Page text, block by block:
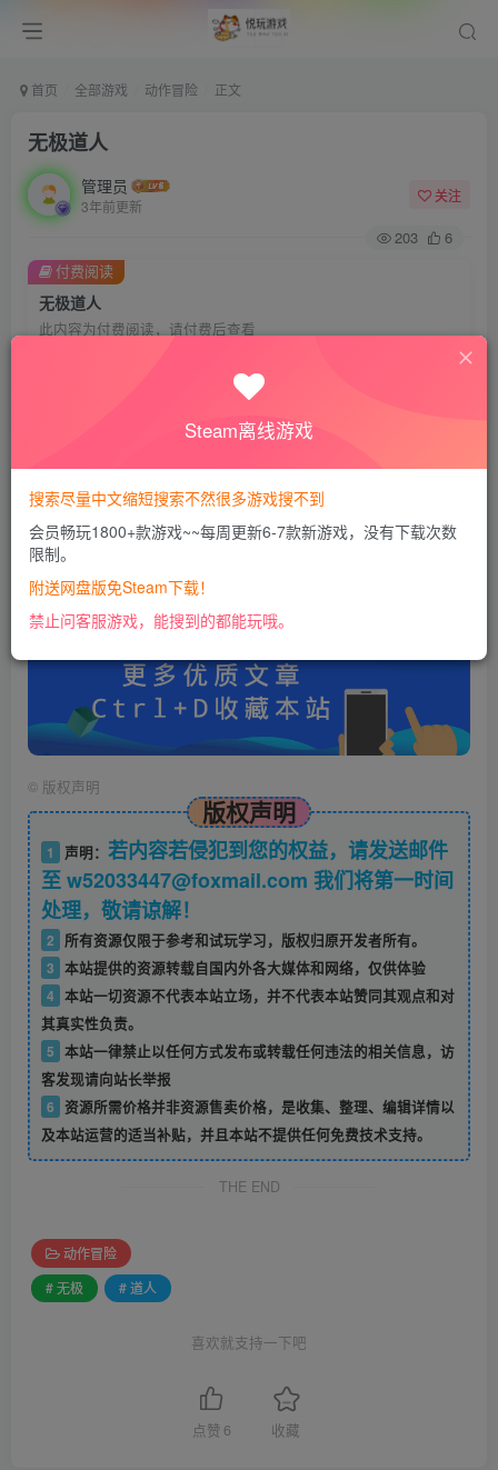
首页 全部游戏 动作冒险 正文
无极道人
管理员
3年前更新
关注
203 6
无极道人
此内容为付费阅读，请付费后查看
悦玩币 8
免费
您当前未登录！建议登陆后购买，可保存购买订单
付费阅读
账号密码错误或需要验证码，进售后扣裙1050974489
使用教程：
https://docs.qq.com/doc/DU0VHUUFRS2xDa1Jp
© 版权声明
版权声明
1 声明： 若内容若侵犯到您的权益，请发送邮件
至 w52033447@foxmail.com 我们将第一时间
处理，敬请谅解！
2
所有资源仅限于参考和试玩学习，版权归原开发者所有。
3 本站提供的资源转载自国内外各大媒体和网络，仅供体验
4 本站一切资源不代表本站立场，并不代表本站赞同其观点和对
其真实性负责。
5 本站一律禁止以任何方式发布或转载任何违法的相关信息，访
客发现请向站长举报
6
资源所需价格并非资源售卖价格，是收集、整理、编辑详情以
及本站运营的适当补贴，并且本站不提供任何免费技术支持。
THE END
动作冒险
# 无极
# 道人
喜欢就支持一下吧
点赞 6 收藏
Steam离线游戏
搜索尽量中文缩短搜索不然很多游戏搜不到
会员畅玩1800+款游戏~~每周更新6-7款新游戏，没有下载次数
限制。
附送网盘版免Steam下载！
禁止问客服游戏，能搜到的都能玩哦。